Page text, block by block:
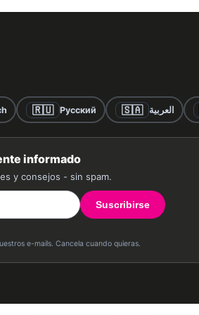
🇷🇺 Русский 🇸🇦 العربية
informado
y consejos - sin spam.
Suscribirse
e-mails. Cancela cuando quieras.